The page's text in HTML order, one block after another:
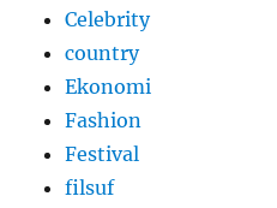
Celebrity
country
Ekonomi
Fashion
Festival
filsuf